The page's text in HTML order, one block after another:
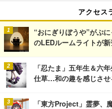
アクセス
“おにぎりぼうや”がぷ
のLEDルームライトが新
「忍たま」五年生＆六
仕草…和の趣を感じさせ
「東方Project」霊夢、